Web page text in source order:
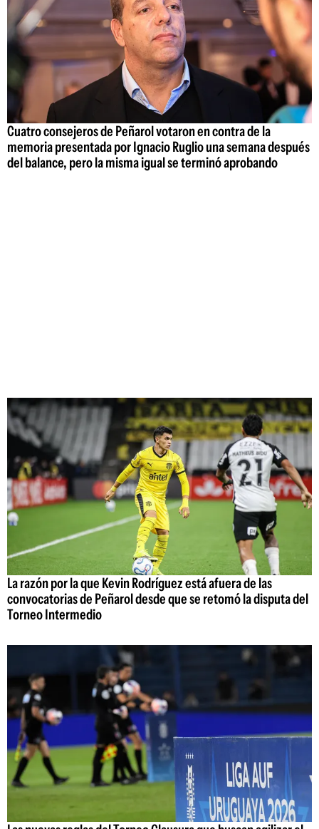
Cuatro consejeros de Peñarol votaron en contra de la
memoria presentada por Ignacio Ruglio una semana después
del balance, pero la misma igual se terminó aprobando
La razón por la que Kevin Rodríguez está afuera de las
convocatorias de Peñarol desde que se retomó la disputa del
Torneo Intermedio